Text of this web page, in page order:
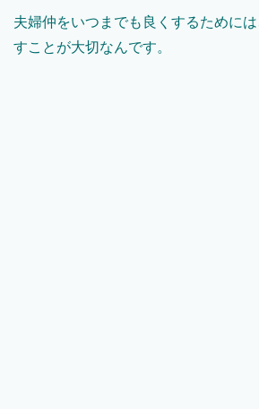
夫婦仲をいつまでも良くするために
すことが大切なんです。